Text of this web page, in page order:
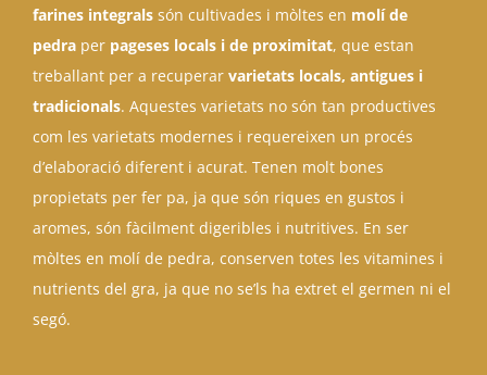
farines integrals són cultivades i mòltes en molí de
pedra per pageses locals i de proximitat, que estan
treballant per a recuperar varietats locals, antigues i
tradicionals. Aquestes varietats no són tan productives
com les varietats modernes i requereixen un procés
d’elaboració diferent i acurat. Tenen molt bones
propietats per fer pa, ja que són riques en gustos i
aromes, són fàcilment digeribles i nutritives. En ser
mòltes en molí de pedra, conserven totes les vitamines i
nutrients del gra, ja que no se’ls ha extret el germen ni el
segó.